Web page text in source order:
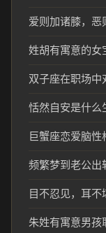
姓胡有寓意的女
双子座在职场中
恬然自安是什么
巨蟹座恋爱脑性
频繁梦到老公出
朱姓有寓意男孩